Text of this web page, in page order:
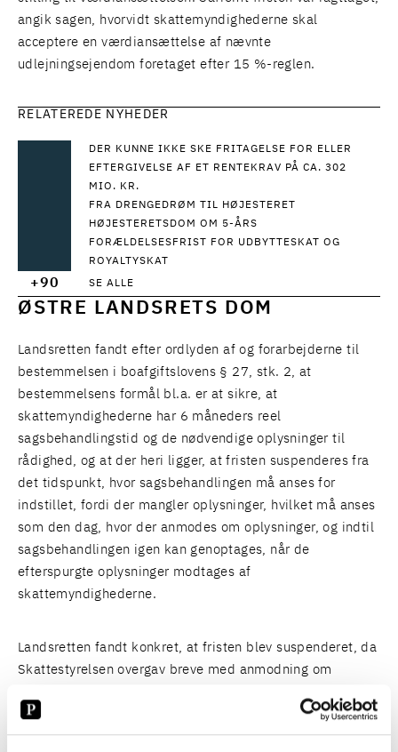
angik sagen, hvorvidt skattemyndighederne skal
acceptere en værdiansættelse af nævnte
udlejningsejendom foretaget efter 15 %-reglen.
RELATEREDE NYHEDER
DER KUNNE IKKE SKE FRITAGELSE FOR ELLER
EFTERGIVELSE AF ET RENTEKRAV PÅ CA. 302
MIO. KR.
FRA DRENGEDRØM TIL HØJESTERET
HØJESTERETSDOM OM 5-ÅRS
FORÆLDELSESFRIST FOR UDBYTTESKAT OG
ROYALTYSKAT
+90 SE ALLE
ØSTRE LANDSRETS DOM
Landsretten fandt efter ordlyden af og forarbejderne til
bestemmelsen i boafgiftslovens § 27, stk. 2, at
bestemmelsens formål bl.a. er at sikre, at
skattemyndighederne har 6 måneders reel
sagsbehandlingstid og de nødvendige oplysninger til
rådighed, og at der heri ligger, at fristen suspenderes fra
det tidspunkt, hvor sagsbehandlingen må anses for
indstillet, fordi der mangler oplysninger, hvilket må anses
som den dag, hvor der anmodes om oplysninger, og indtil
sagsbehandlingen igen kan genoptages, når de
efterspurgte oplysninger modtages af
skattemyndighederne.
Landsretten fandt konkret, at fristen blev suspenderet, da
Skattestyrelsen overgav breve med anmodning om
Landsretten fandt i den forbindelse, at der ikke var
grundlag for at tilsidesætte skattemyndighedernes skøn